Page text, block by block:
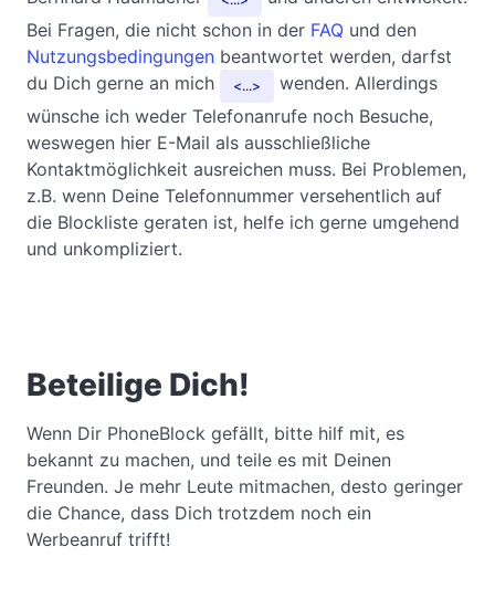
Bei Fragen, die nicht schon in der FAQ und den
Nutzungsbedingungen beantwortet werden, darfst
du Dich gerne an mich
...
wenden. Allerdings
wünsche ich weder Telefonanrufe noch Besuche,
weswegen hier E-Mail als ausschließliche
Kontaktmöglichkeit ausreichen muss. Bei Problemen,
z.B. wenn Deine Telefonnummer versehentlich auf
die Blockliste geraten ist, helfe ich gerne umgehend
und unkompliziert.
Beteilige Dich!
Wenn Dir PhoneBlock gefällt, bitte hilf mit, es
bekannt zu machen, und teile es mit Deinen
Freunden. Je mehr Leute mitmachen, desto geringer
die Chance, dass Dich trotzdem noch ein
Werbeanruf trifft!